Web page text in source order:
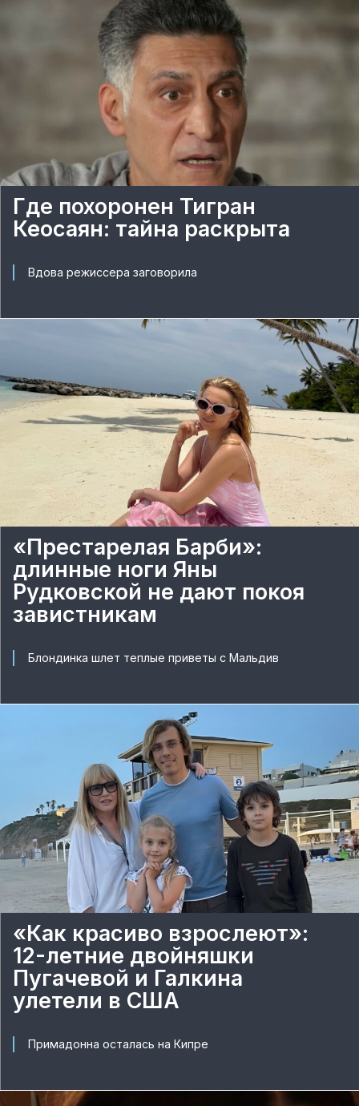
Где похоронен Тигран
Кеосаян: тайна раскрыта
Вдова режиссера заговорила
«Престарелая Барби»:
длинные ноги Яны
Рудковской не дают покоя
завистникам
Блондинка шлет теплые приветы с Мальдив
«Как красиво взрослеют»:
12-летние двойняшки
Пугачевой и Галкина
улетели в США
Примадонна осталась на Кипре